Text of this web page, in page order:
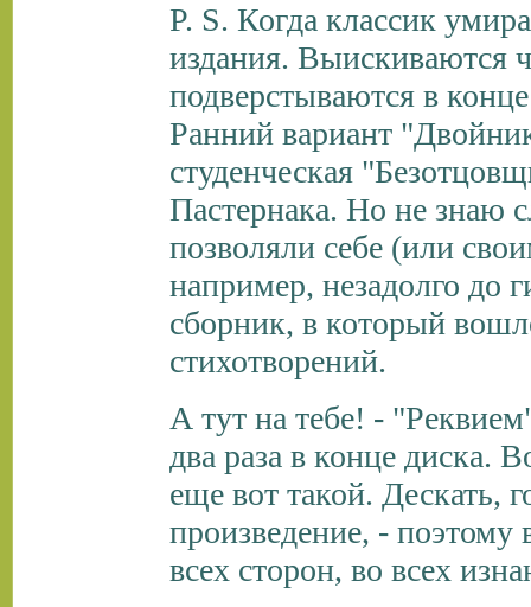
P. S. Когда классик
издания. Выискиваются
подверстываются в
Ранний вариант
студенческая
Пастернака. Но не знаю
позволяли себе (или
например, незадолго до
сборник, в который
стихотворений.
А тут на тебе! -
два раза в конце диска.
еще вот такой. Дескать,
произведение, -
всех сторон, во всех